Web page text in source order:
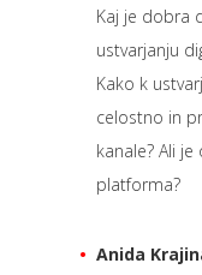
Kaj je dobra
ustvarjanju
Kako k
celostno in
kanale? Ali
platforma?
Anida